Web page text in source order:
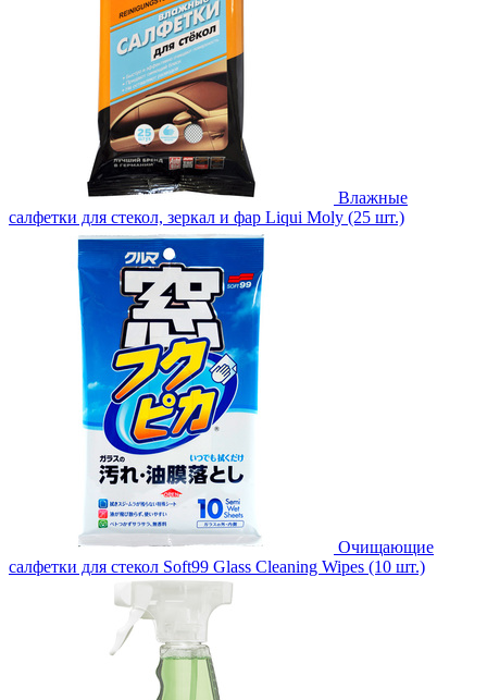
Влажные
салфетки для стекол, зеркал и фар Liqui Moly (25 шт.)
Очищающие
салфетки для стекол Soft99 Glass Cleaning Wipes (10 шт.)